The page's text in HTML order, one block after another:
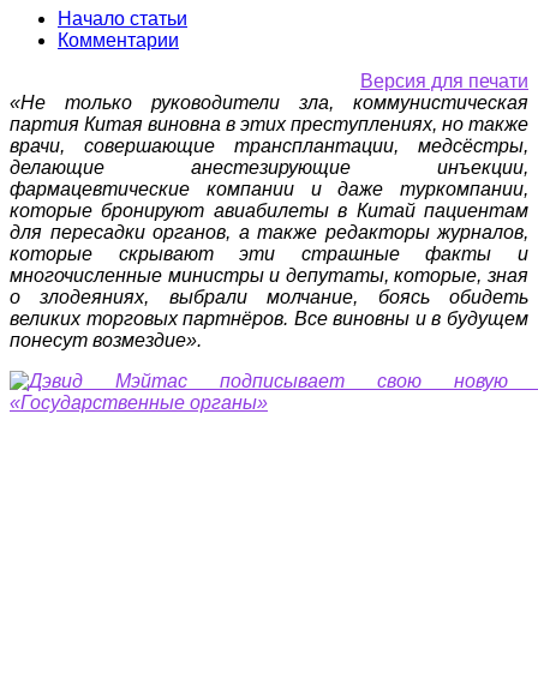
Начало статьи
Комментарии
Версия для печати
«Не только руководители зла, коммунистическая
партия Китая виновна в этих преступлениях, но также
врачи, совершающие трансплантации, медсёстры,
делающие анестезирующие инъекции,
фармацевтические компании и даже туркомпании,
которые бронируют авиабилеты в Китай пациентам
для пересадки органов, а также редакторы журналов,
которые скрывают эти страшные факты и
многочисленные министры и депутаты, которые, зная
о злодеяниях, выбрали молчание, боясь обидеть
великих торговых партнёров. Все виновны и в будущем
понесут возмездие».